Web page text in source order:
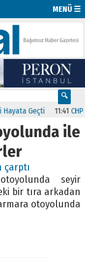
MENÜ ☰
Geçti 11:41 CHP
ile
çarptı
seyir
bir tıra arkadan
otoyolunda